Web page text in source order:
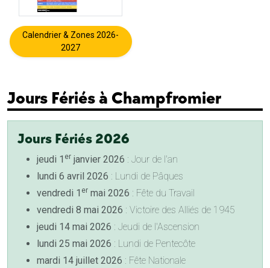
Calendrier & Zones 2026-
2027
Jours Fériés à Champfromier
Jours Fériés 2026
jeudi 1 er janvier 2026 : Jour de l'an
lundi 6 avril 2026 : Lundi de Pâques
vendredi 1 er mai 2026 : Fête du Travail
vendredi 8 mai 2026 : Victoire des Alliés de 1945
jeudi 14 mai 2026 : Jeudi de l'Ascension
lundi 25 mai 2026 : Lundi de Pentecôte
mardi 14 juillet 2026 : Fête Nationale